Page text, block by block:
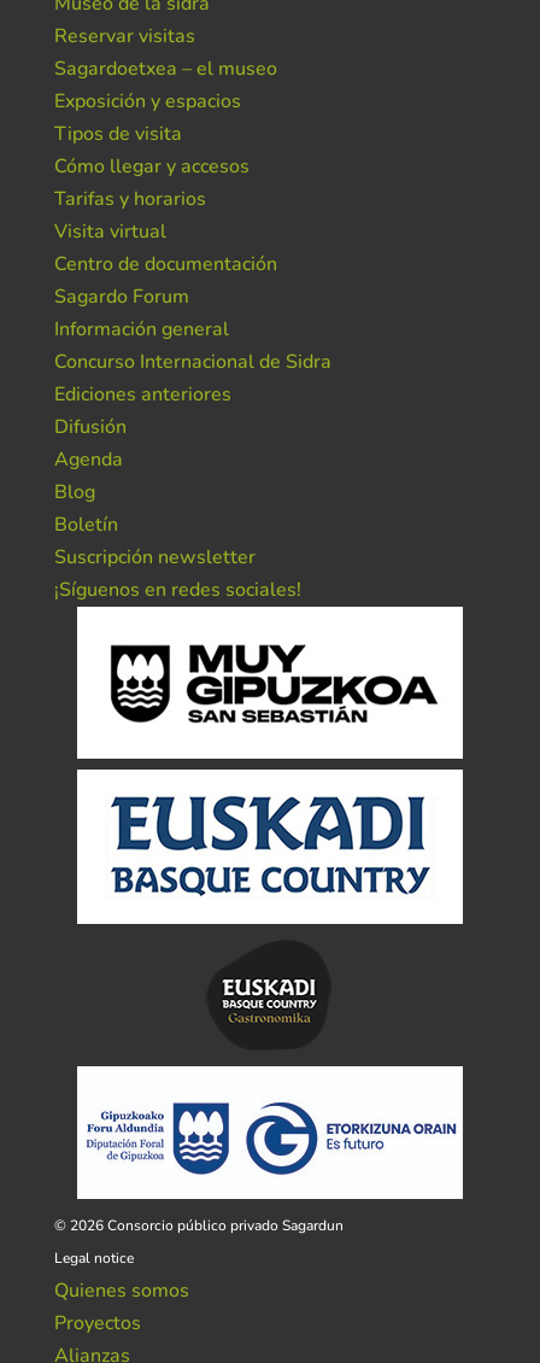
Reservar visitas
Sagardoetxea – el museo
Exposición y espacios
Tipos de visita
Cómo llegar y accesos
Tarifas y horarios
Visita virtual
Centro de documentación
Sagardo Forum
Información general
Concurso Internacional de Sidra
Ediciones anteriores
Difusión
Agenda
Blog
Boletín
Suscripción newsletter
¡Síguenos en redes sociales!
© 2026 Consorcio público privado Sagardun
Legal notice
Quienes somos
Proyectos
Alianzas